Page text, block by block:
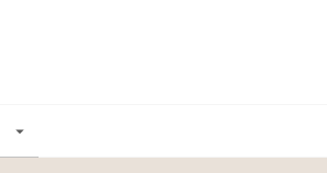
arrow_drop_down